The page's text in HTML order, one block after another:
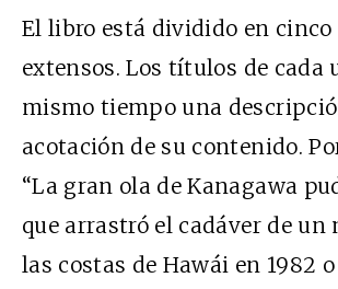
El libro está dividido en cinco
extensos. Los títulos de cada
mismo tiempo una
acotación de su contenido.
“La gran ola de Kanagawa
que arrastró el cadáver de un
las costas de Hawái en 1982